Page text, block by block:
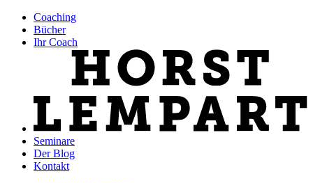
Coaching
Bücher
Ihr Coach
Seminare
Der Blog
Kontakt